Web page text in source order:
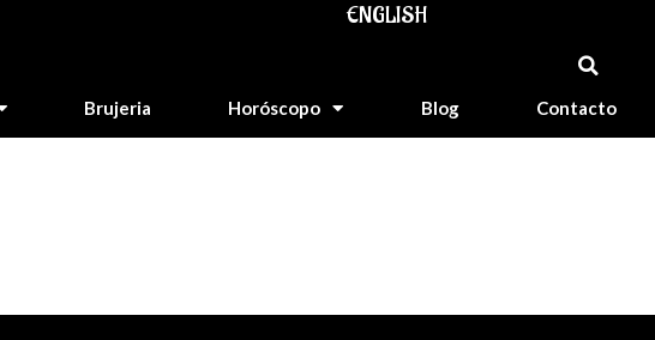
ENGLISH
Brujeria Horóscopo Blog Contacto